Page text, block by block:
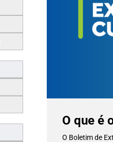
O que é
O Boletim de